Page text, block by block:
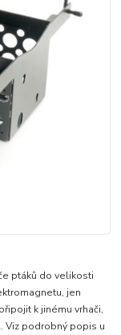
ptáků do velikosti
jen
k jinému vrhači,
Viz podrobný popis u